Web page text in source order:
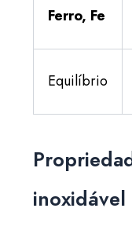
Ferro, Fe
Equilíbrio